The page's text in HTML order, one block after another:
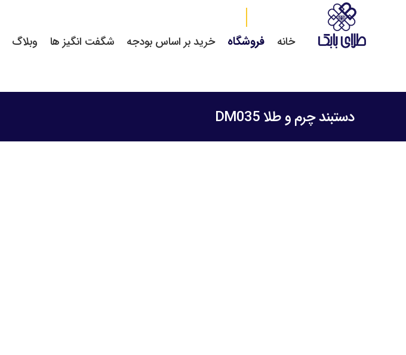
خانه فروشگاه خرید بر اساس بودجه شگفت انگیز ها وبلاگ
دستبند چرم و طلا DM035